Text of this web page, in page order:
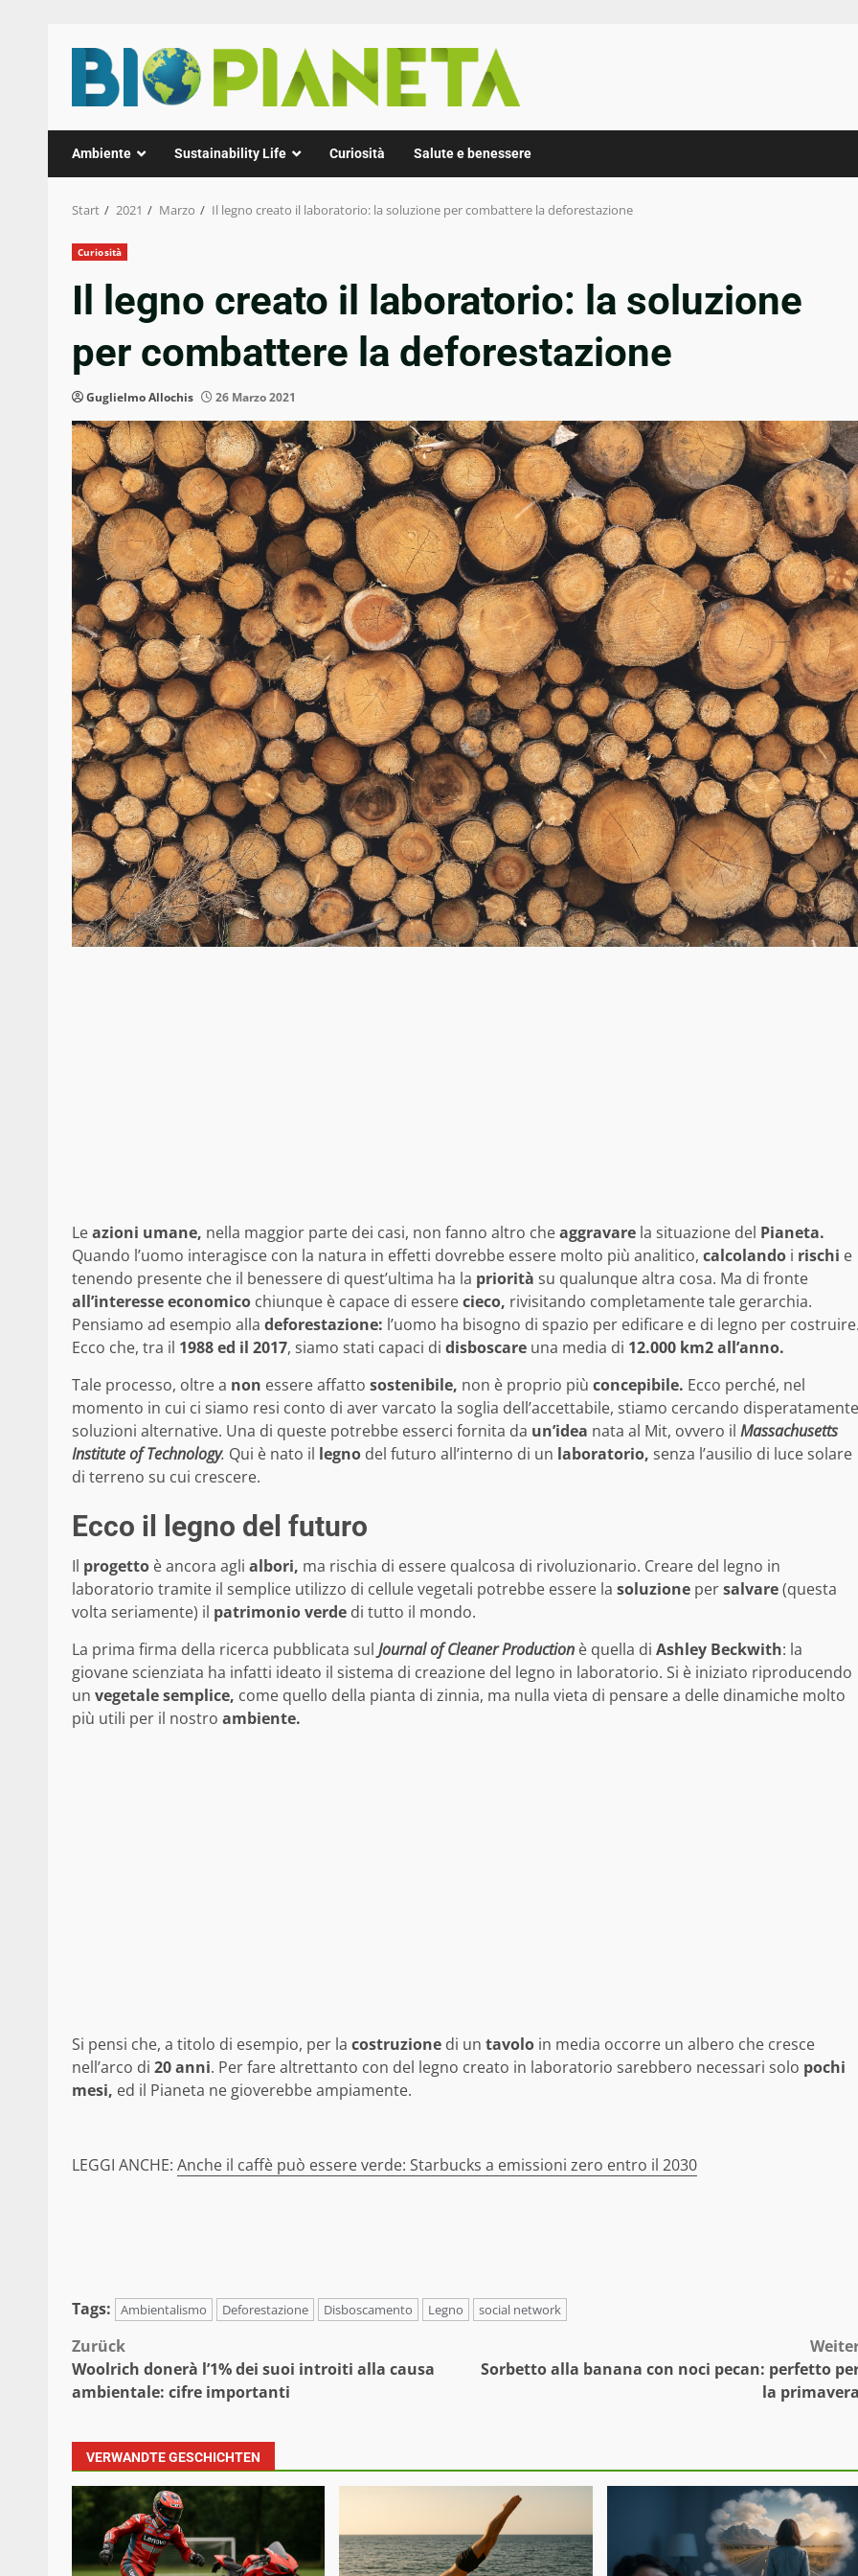
Inhalt
springen
Ambiente Sustainability Life Curiosità Salute e benessere
Start 2021 Marzo Il legno creato il laboratorio: la soluzione per combattere la deforestazione
Curiosità
Il legno creato il laboratorio: la soluzione
per combattere la deforestazione
Guglielmo Allochis 26 Marzo 2021
Leazioni umane, nella maggior parte dei casi, non fanno altro cheaggravare la situazione del Pianeta.
Quando l’uomo interagisce con la natura in effetti dovrebbe essere molto più analitico, calcolando i rischi e
tenendo presente che il benessere di quest’ultima ha la priorità su qualunque altra cosa. Ma di fronte
all’interesse economico chiunque è capace di esserecieco, rivisitando completamente tale gerarchia.
Pensiamo ad esempio alla deforestazione: l’uomo ha bisogno di spazio per edificare e di legno per
Ecco che, tra il 1988 ed il 2017, siamo stati capaci di disboscare una media di 12.000 km2 all’anno.
Tale processo, oltre a non essere affatto sostenibile, non è proprio più concepibile. Ecco perché, nel
momento in cui ci siamo resi conto di aver varcato la soglia dell’accettabile, stiamo cercando disperatamente
soluzioni alternative. Una di queste potrebbe esserci fornita da un’idea nata al Mit, ovvero il Massachusetts
Institute of Technology. Qui è nato il legno del futuro all’interno di un laboratorio, senza l’ausilio di luce solare
di terreno su cui crescere.
Ecco il legno del futuro
Il progetto è ancora agli albori, ma rischia di essere qualcosa di rivoluzionario. Creare del legno in
laboratorio tramite il semplice utilizzo di cellule vegetali potrebbe essere la soluzione persalvare(questa
volta seriamente) il patrimonio verde di tutto il mondo.
La prima firma della ricerca pubblicata sul Journal of Cleaner Production è quella di Ashley Beckwith: la
giovane scienziata ha infatti ideato il sistema di creazione del legno in laboratorio. Si è iniziato riproducendo
un vegetale semplice, come quello della pianta di zinnia, ma nulla vieta di pensare a delle dinamiche molto
più utili per il nostro ambiente.
Si pensi che, a titolo di esempio, per la costruzione di un tavolo in media occorre un albero che cresce
nell’arco di 20 anni. Per fare altrettanto con del legno creato in laboratorio sarebbero necessari solo pochi
mesi, ed il Pianeta ne gioverebbe ampiamente.
LEGGI ANCHE: Anche il caffè può essere verde: Starbucks a emissioni zero entro il 2030
Tags: Ambientalismo Deforestazione Disboscamento Legno social network
Beitragsnavigation
Zurück
Woolrich donerà l’1% dei suoi introiti alla causa
ambientale: cifre importanti
Sorbetto alla banana con noci pecan: perfetto
la
VERWANDTE GESCHICHTEN